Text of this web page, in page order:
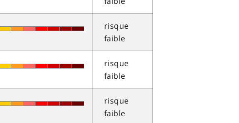
risque
faible
risque
faible
risque
faible